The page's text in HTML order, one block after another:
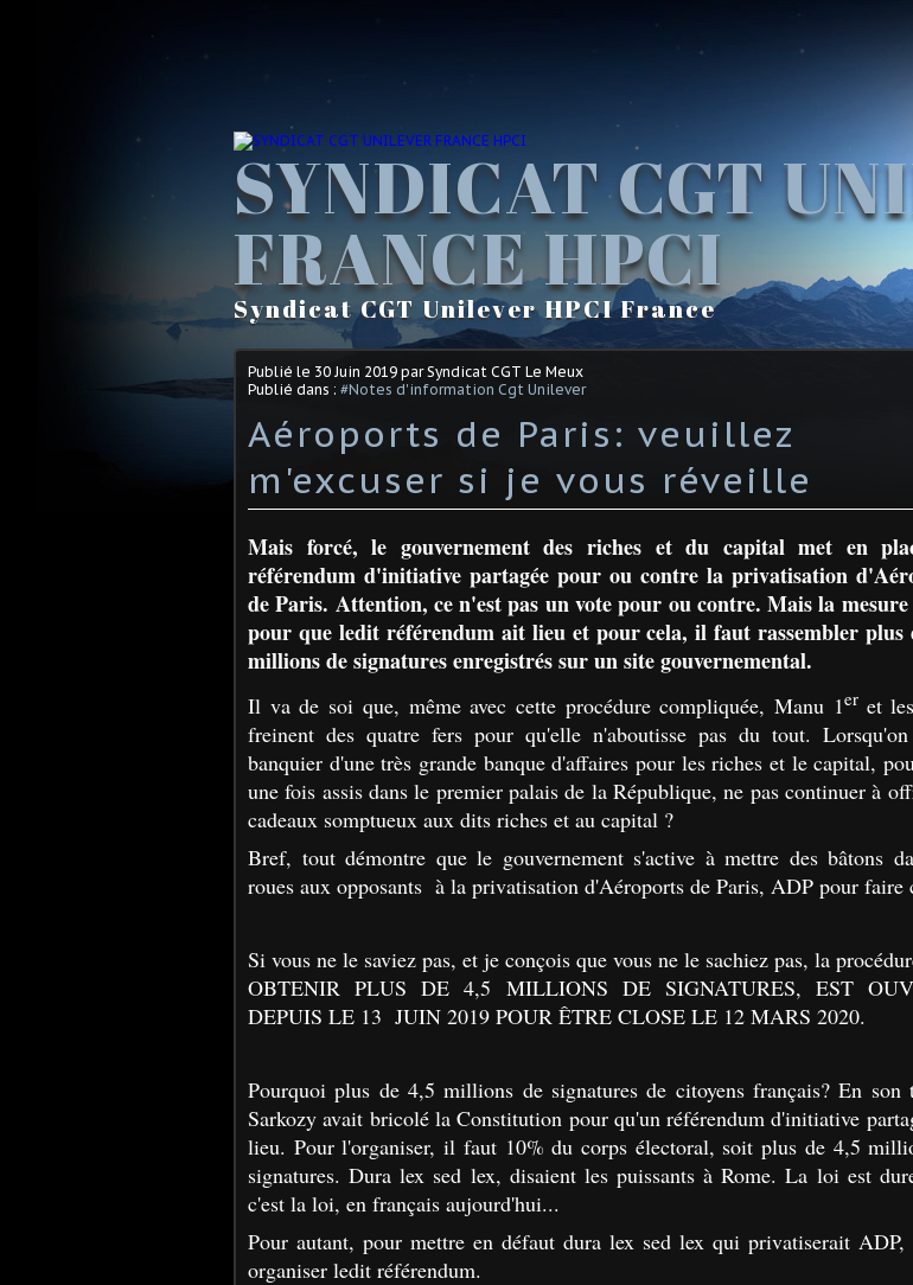
SYNDICAT CGT
FRANCE HPCI
Syndicat CGT Unilever HPCI France
Publié le 30 Juin 2019 par Syndicat CGT Le Meux
Publié dans : #Notes d'information Cgt Unilever
Aéroports de Paris: veuillez
m'excuser si je vous réveille
Mais forcé, le gouvernement des riches et du capital met en
référendum d'initiative partagée pour ou contre la privatisation
de Paris. Attention, ce n'est pas un vote pour ou contre. Mais la mesure
pour que ledit référendum ait lieu et pour cela, il faut rassembler plus
millions de signatures enregistrés sur un site gouvernemental.
Il va de soi que, même avec cette procédure compliquée, Manu 1er et
freinent des quatre fers pour qu'elle n'aboutisse pas du tout.
banquier d'une très grande banque d'affaires pour les riches et le capital,
une fois assis dans le premier palais de la République, ne pas continuer à
cadeaux somptueux aux dits riches et au capital ?
Bref, tout démontre que le gouvernement s'active à mettre des bâtons
roues aux opposants à la privatisation d'Aéroports de Paris, ADP pour faire
Si vous ne le saviez pas, et je conçois que vous ne le sachiez pas, la
OBTENIR PLUS DE 4,5 MILLIONS DE SIGNATURES, EST
DEPUIS LE 13 JUIN 2019 POUR ÊTRE CLOSE LE 12 MARS 2020.
Pourquoi plus de 4,5 millions de signatures de citoyens français? En son
Sarkozy avait bricolé la Constitution pour qu'un référendum d'initiative
lieu. Pour l'organiser, il faut 10% du corps électoral, soit plus de 4,5
signatures. Dura lex sed lex, disaient les puissants à Rome. La loi est
c'est la loi, en français aujourd'hui...
Pour autant, pour mettre en défaut dura lex sed lex qui privatiserait
organiser ledit référendum.